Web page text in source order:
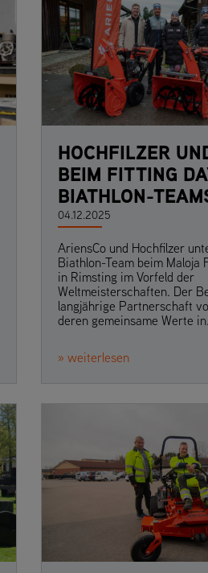
HOCHFILZER
BEIM FITTING
BIATHLON-
04.12.2025
AriensCo und Hochfilzer
Biathlon-Team beim Maloja
in Rimsting im Vorfeld der
Weltmeisterschaften. Der
langjährige Partnerschaft
deren gemeinsame Werte
» weiterlesen